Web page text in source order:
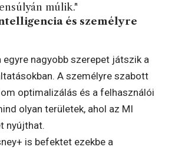
múlik."
és személyre
nagyobb szerepet játszik a
A személyre szabott
optimalizálás és a felhasználói
olyan területek, ahol az MI
nyújthat.
is befektet ezekbe a